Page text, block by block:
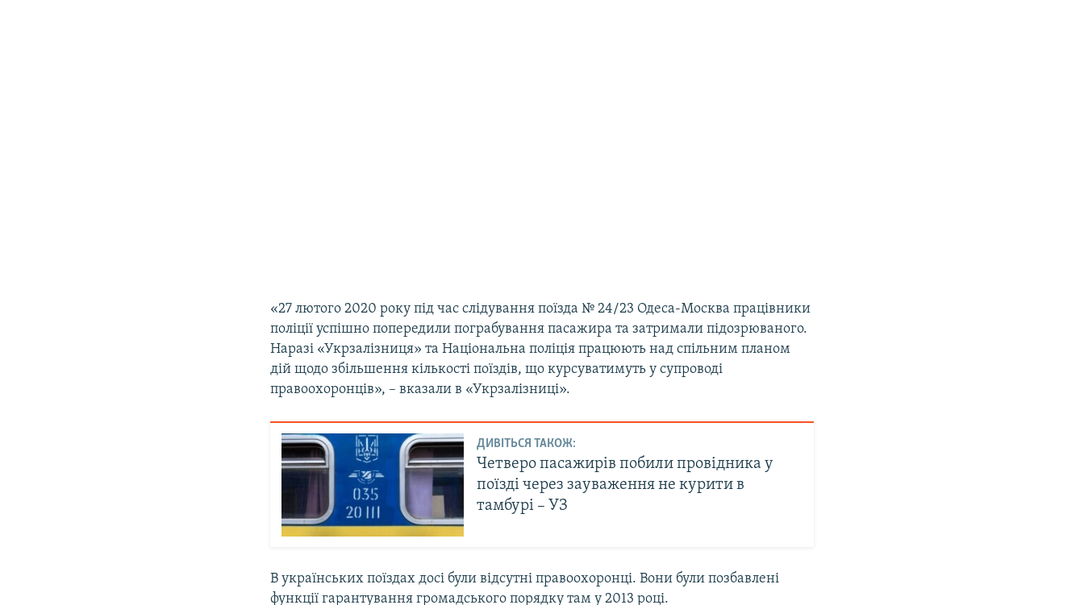
«27 лютого 2020 року під час слідування поїзда № 24/23 Одеса-Москва працівники
поліції успішно попередили пограбування пасажира та затримали підозрюваного.
Наразі «Укрзалізниця» та Національна поліція працюють над спільним планом
дій щодо збільшення кількості поїздів, що курсуватимуть у супроводі
правоохоронців», – вказали в «Укрзалізниці».
ДИВІТЬСЯ ТАКОЖ:
Четверо пасажирів побили провідника у
поїзді через зауваження не курити в
тамбурі – УЗ
В українських поїздах досі були відсутні правоохоронці. Вони були позбавлені
функції гарантування громадського порядку там у 2013 році.